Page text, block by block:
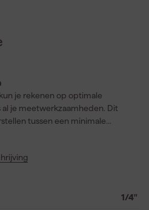
je rekenen op optimale
je meetwerkzaamheden. Dit
tussen een minimale
de 1/4" aansluiting is het
ontwerp zorgt voor
nauwkeurig kunt werken
1/4"